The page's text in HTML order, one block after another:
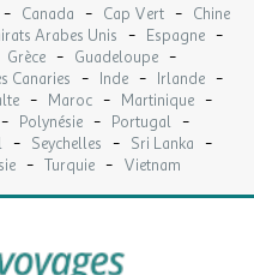
- Canada - Cap Vert - Chine
Arabes Unis - Espagne -
Grèce - Guadeloupe -
Canaries - Inde - Irlande -
- Maroc - Martinique -
- Polynésie - Portugal -
- Seychelles - Sri Lanka -
- Turquie - Vietnam